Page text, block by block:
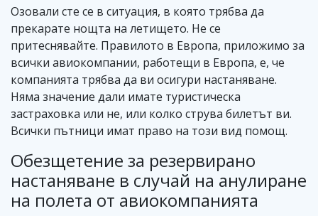
Озовали сте се в ситуация, в която трябва да
прекарате нощта на летището. Не се
притеснявайте. Правилото в Европа, приложимо за
всички авиокомпании, работещи в Европа, е, че
компанията трябва да ви осигури настаняване.
Няма значение дали имате туристическа
застраховка или не, или колко струва билетът ви.
Всички пътници имат право на този вид помощ.
Обезщетение за резервирано
настаняване в случай на анулиране
на полета от авиокомпанията